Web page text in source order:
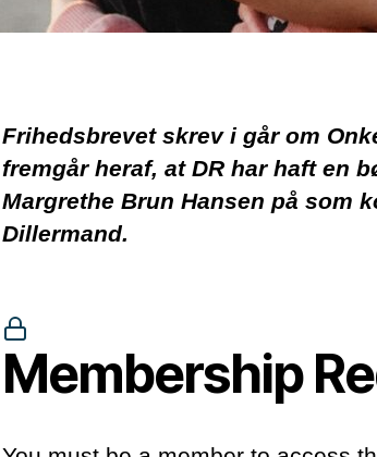
Frihedsbrevet skrev i går om
fremgår heraf, at DR har haft en
Margrethe Brun Hansen på som
Dillermand.
Membership